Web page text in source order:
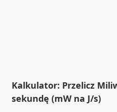
Kalkulator: Przelicz
sekundę (mW na J/s)